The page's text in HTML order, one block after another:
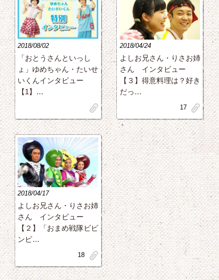
2018/08/02
「おとうさんといっし
ょ」ゆめちゃん・たいせ
いくんインタビュー
【1】…
clip
2018/04/24
よしお兄さん・りさお姉
さん インタビュー
【３】得意料理は？好き
だっ…
clip
17
2018/04/17
よしお兄さん・りさお姉
さん インタビュー
【２】「おまめ戦隊ビビ
ンビ…
clip
18